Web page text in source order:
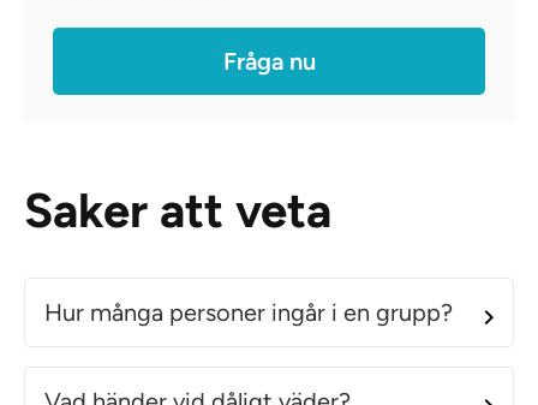
Fråga nu
Saker att veta
Hur många personer ingår i en grupp?